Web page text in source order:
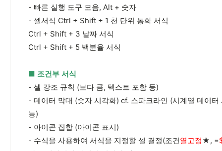
- 빠른 실행 도구 모음, Alt + 숫자
- 셀서식 Ctrl + Shift + 1 천 단위 통화 서식
Ctrl + Shift + 3 날짜 서식
Ctrl + Shift + 5 백분율 서식
■ 조건부 서식
- 셀 강조 규칙 (보다 큼, 텍스트 포함 등)
- 데이터 막대 (숫자 시각화) cf. 스파크라인 (시계열 데이
능)
- 아이콘 집합 (아이콘 표시)
- 수식을 사용하여 서식을 지정할 셀 결정(조건열고정★, =